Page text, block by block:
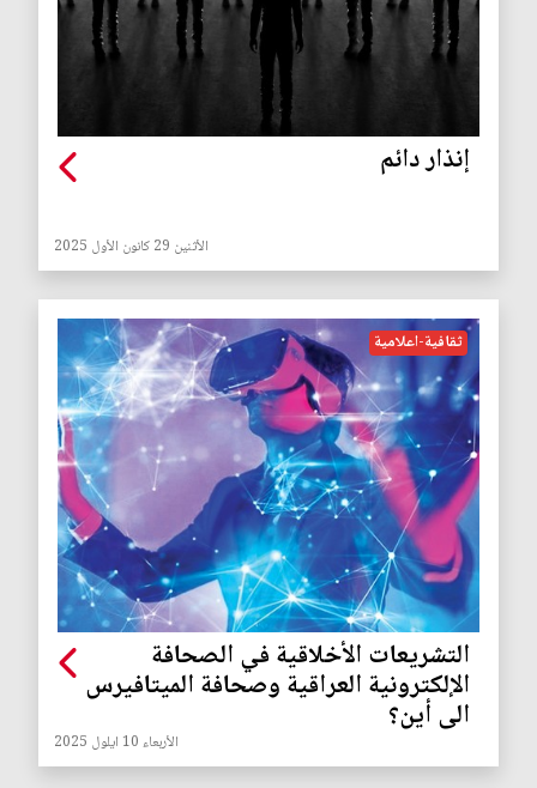
إنذار دائم
الأثنين 29 كانون الأول 2025
ثقافية-اعلامية
التشريعات الأخلاقية في الصحافة
الإلكترونية العراقية وصحافة الميتافيرس
الى أين؟
الأربعاء 10 ايلول 2025